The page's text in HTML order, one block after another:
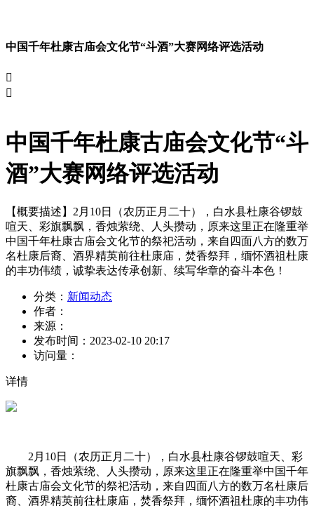
中国千年杜康古庙会文化节“斗酒”大赛网络评选活动


中国千年杜康古庙会文化节“斗
酒”大赛网络评选活动
【概要描述】 2月10日（农历正月二十），白水县杜康谷锣鼓
喧天、彩旗飘飘，香烛萦绕、人头攒动，原来这里正在隆重举
中国千年杜康古庙会文化节的祭祀活动，来自四面八方的数万
名杜康后裔、酒界精英前往杜康庙，焚香祭拜，缅怀酒祖杜康
的丰功伟绩，诚挚表达传承创新、续写华章的奋斗本色！
分类： 新闻动态
作者：
来源：
发布时间： 2023-02-10 20:17
访问量：
详情
2月10日（农历正月二十），白水县杜康谷锣鼓喧天、彩
旗飘飘，香烛萦绕、人头攒动，原来这里正在隆重举中国千年
杜康古庙会文化节的祭祀活动，来自四面八方的数万名杜康后
裔、酒界精英前往杜康庙，焚香祭拜，缅怀酒祖杜康的丰功伟